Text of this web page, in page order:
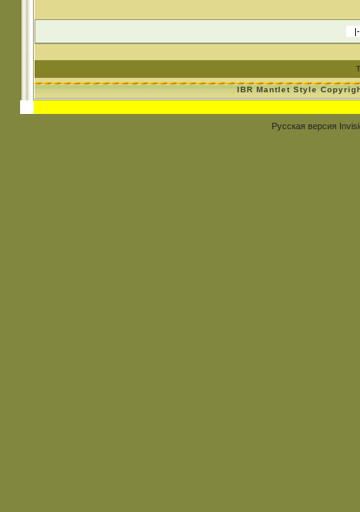
IBR Mantlet Style
Русская версия